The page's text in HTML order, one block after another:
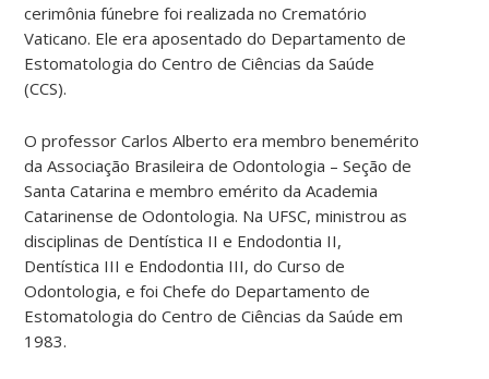
cerimônia fúnebre foi realizada no Crematório
Vaticano. Ele era aposentado do Departamento de
Estomatologia do Centro de Ciências da Saúde
(CCS).
O professor Carlos Alberto era membro benemérito
da Associação Brasileira de Odontologia – Seção de
Santa Catarina e membro emérito da Academia
Catarinense de Odontologia. Na UFSC, ministrou as
disciplinas de Dentística II e Endodontia II,
Dentística III e Endodontia III, do Curso de
Odontologia, e foi Chefe do Departamento de
Estomatologia do Centro de Ciências da Saúde em
1983.